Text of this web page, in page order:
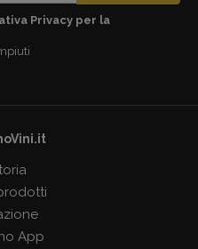
Privacy per la
App